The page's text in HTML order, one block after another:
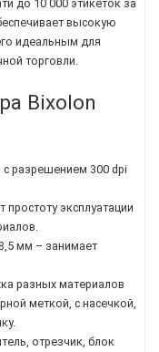
до 10 000 этикеток за
высокую
идеальным для
торговли.
Bixolon
разрешением 300 dpi
эксплуатации
мм – занимает
разных материалов
меткой, с насечкой,
отрезчик, блок